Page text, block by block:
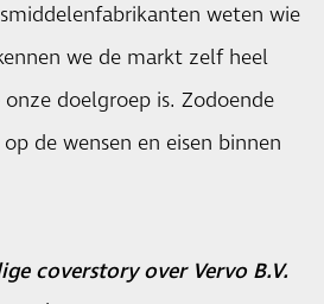
weten wie
we de markt zelf heel
doelgroep is. Zodoende
de wensen en eisen binnen
coverstory over Vervo B.V.